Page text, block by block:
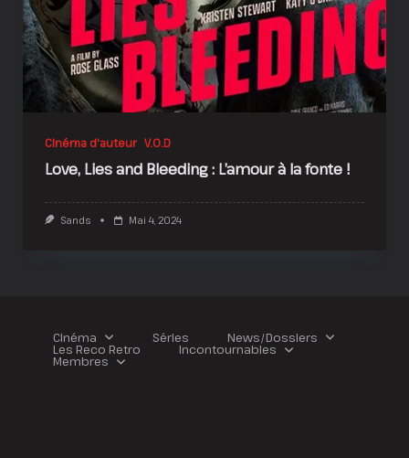
Cinéma d'auteur V.O.D
Love, Lies and Bleeding : L’amour à la fonte !
Sands Mai 4, 2024
Cinéma Séries News/Dossiers
Les Reco Retro Incontournables
Membres